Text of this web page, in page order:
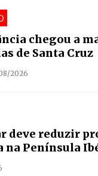
chegou a
de Santa Cruz
2026
deve reduzir
na Península